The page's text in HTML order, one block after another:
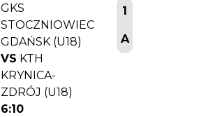
GKS
STOCZNIOWIEC
GDAŃSK (U18)
VS KTH
KRYNICA-
ZDRÓJ (U18)
6:10
1
A